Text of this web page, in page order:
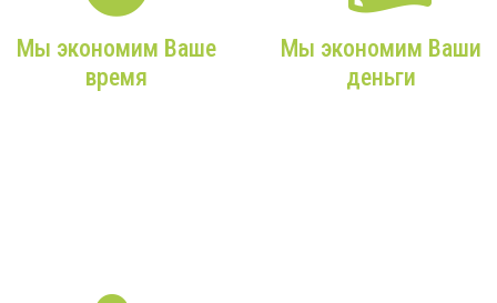
Мы экономим Ваше
время
Мы экономим Ваши
деньги